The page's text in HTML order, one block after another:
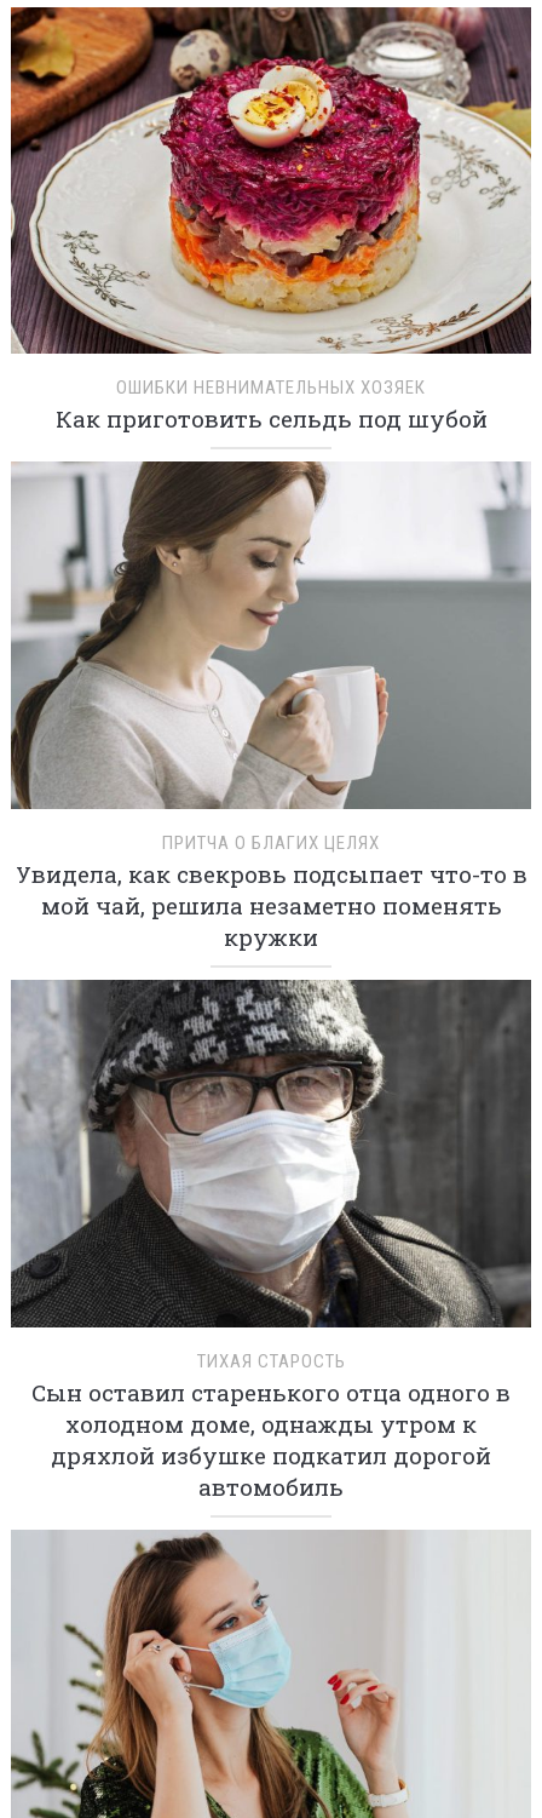
ОШИБКИ НЕВНИМАТЕЛЬНЫХ ХОЗЯЕК
Как приготовить сельдь под шубой
ПРИТЧА О БЛАГИХ ЦЕЛЯХ
Увидела, как свекровь подсыпает что-то в
мой чай, решила незаметно поменять
кружки
ТИХАЯ СТАРОСТЬ
Сын оставил старенького отца одного в
холодном доме, однажды утром к
дряхлой избушке подкатил дорогой
автомобиль